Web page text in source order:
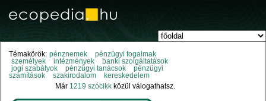
Témakörök: pénznemek
pénzügyi fogalmak
személyek
intézmények
banki szolgáltatások
jogi szabályok
pénzügyi tanácsok
pénzügyi
számítások
szakirodalom
kereskedelem
Már 1219 szócikk közül válogathatsz.